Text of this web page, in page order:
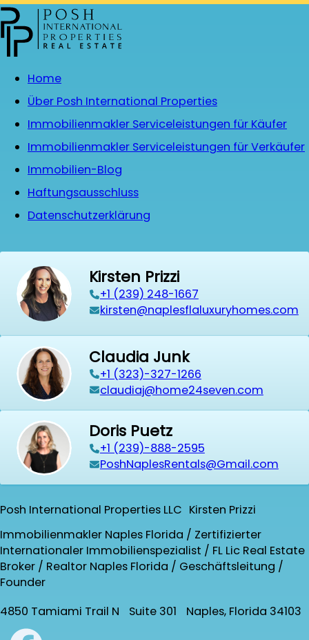
Home
Über Posh International Properties
Immobilienmakler Serviceleistungen für Käufer
Immobilienmakler Serviceleistungen für Verkäufer
Immobilien-Blog
Haftungsausschluss
Datenschutzerklärung
Kirsten Prizzi
‭+1 (239) 248-1667‬
kirsten@naplesflaluxuryhomes.com
Claudia Junk
+1 (323)-327-1266
claudiaj@home24seven.com
Doris Puetz
+1 (239)-888-2595
PoshNaplesRentals@Gmail.com
Posh International Properties LLC Kirsten Prizzi
Immobilienmakler Naples Florida / Zertifizierter
Internationaler Immobilienspezialist / FL Lic Real Estate
Broker / Realtor Naples Florida / Geschäftsleitung /
Founder
4850 Tamiami Trail N Suite 301 Naples, Florida 34103